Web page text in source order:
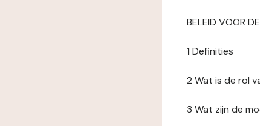
BELEID VOOR
1 Definities
2 Wat is de rol
3 Wat zijn de